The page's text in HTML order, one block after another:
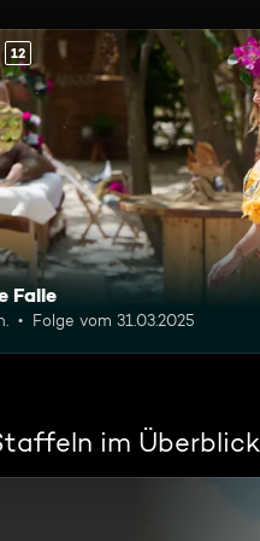
12
Falle
Folge vom 31.03.2025
im Überblick